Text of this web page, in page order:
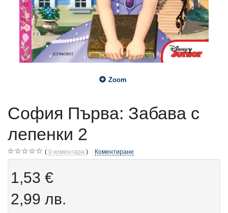
Zoom
София Първа: Забава с
лепенки 2
0 коментара Коментиране
1,53 €
2,99 лв.